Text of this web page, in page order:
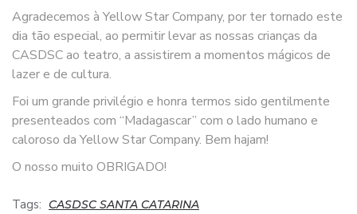
Agradecemos à Yellow Star Company, por ter tornado este
dia tão especial, ao permitir levar as nossas crianças da
CASDSC ao teatro, a assistirem a momentos mágicos de
lazer e de cultura.
Foi um grande privilégio e honra termos sido gentilmente
presenteados com “Madagascar” com o lado humano e
caloroso da Yellow Star Company. Bem hajam!
O nosso muito OBRIGADO!
Tags: CASDSC SANTA CATARINA